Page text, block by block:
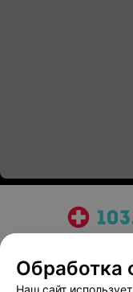
Медицинский
Обработка
Наш сайт